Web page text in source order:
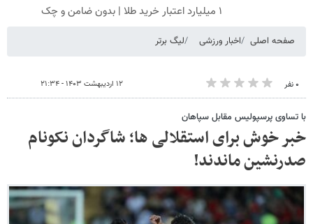
۱ میلیارد اعتبار خرید طلا | بدون ضامن و چک
صفحه اصلی اخبار ورزشی لیگ برتر
۰ نفر ۱۲ اردیبهشت ۱۴۰۳ - ۲۱:۳۴
با تساوی پرسپولیس مقابل سپاهان
خبر خوش برای استقلالی ها؛ شاگردان نکونام
صدرنشین ماندند!